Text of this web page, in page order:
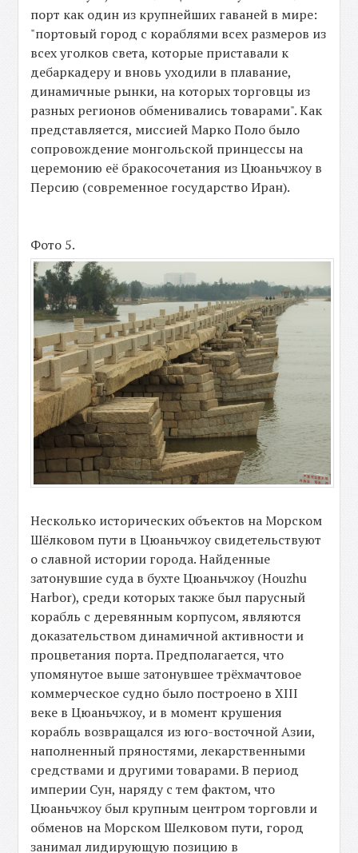
порт как один из крупнейших гаваней в мире:
"портовый город с кораблями всех размеров из
всех уголков света, которые приставали к
дебаркадеру и вновь уходили в плавание,
динамичные рынки, на которых торговцы из
разных регионов обменивались товарами". Как
представляется, миссией Марко Поло было
сопровождение монгольской принцессы на
церемонию её бракосочетания из Цюаньчжоу в
Персию (современное государство Иран).
Фото 5.
Несколько исторических объектов на Морском
Шёлковом пути в Цюаньчжоу свидетельствуют
о славной истории города. Найденные
затонувшие суда в бухте Цюаньчжоу (Houzhu
Harbor), среди которых также был парусный
корабль с деревянным корпусом, являются
доказательством динамичной активности и
процветания порта. Предполагается, что
упомянутое выше затонувшее трёхмачтовое
коммерческое судно было построено в XIII
веке в Цюаньчжоу, и в момент крушения
корабль возвращался из юго-восточной Азии,
наполненный пряностями, лекарственными
средствами и другими товарами. В период
империи Сун, наряду с тем фактом, что
Цюаньчжоу был крупным центром торговли и
обменов на Морском Шелковом пути, город
занимал лидирующую позицию в